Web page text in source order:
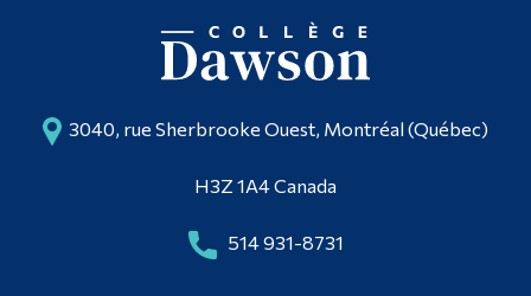
3040, rue Sherbrooke Ouest, Montréal (Québec)
H3Z 1A4 Canada
514 931-8731